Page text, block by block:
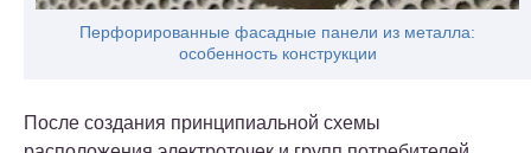
Перфорированные фасадные панели из металла:
особенность конструкции
После создания принципиальной схемы